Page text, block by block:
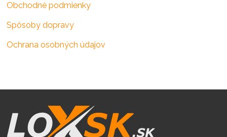
Obchodné podmienky
Spôsoby dopravy
Ochrana osobných údajov